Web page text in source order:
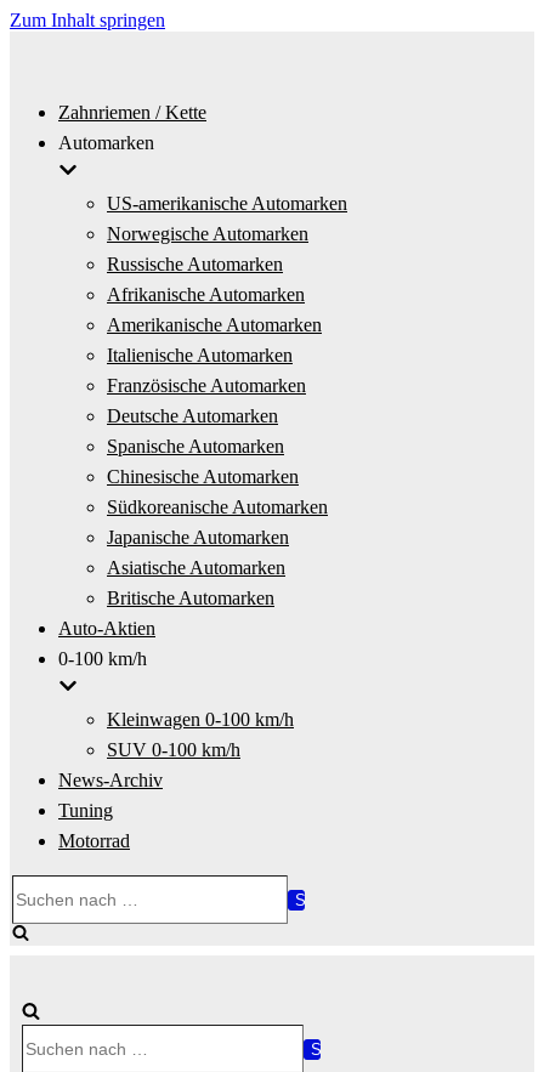
Zum Inhalt springen
Zahnriemen / Kette
Automarken
US-amerikanische Automarken
Norwegische Automarken
Russische Automarken
Afrikanische Automarken
Amerikanische Automarken
Italienische Automarken
Französische Automarken
Deutsche Automarken
Spanische Automarken
Chinesische Automarken
Südkoreanische Automarken
Japanische Automarken
Asiatische Automarken
Britische Automarken
Auto-Aktien
0-100 km/h
Kleinwagen 0-100 km/h
SUV 0-100 km/h
News-Archiv
Tuning
Motorrad
nach …
nach …